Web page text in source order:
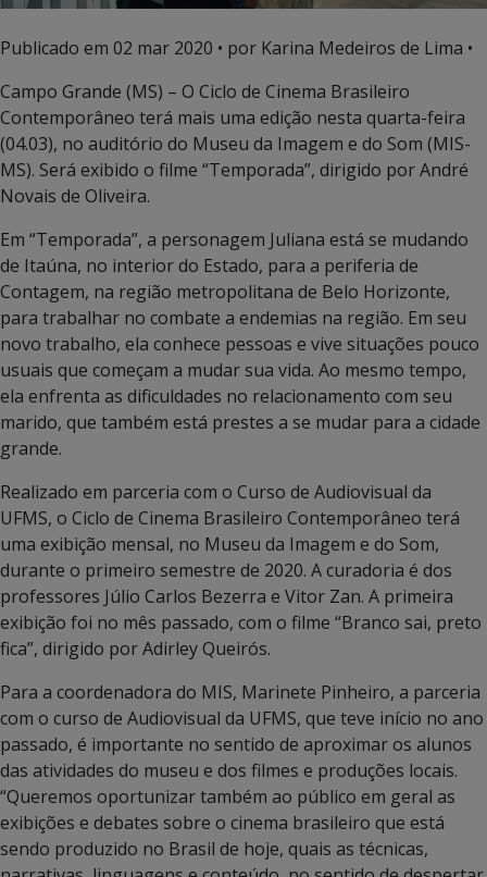
Publicado em 02 mar 2020 • por Karina Medeiros de Lima •
Campo Grande (MS) – O Ciclo de Cinema Brasileiro
Contemporâneo terá mais uma edição nesta quarta-feira
(04.03), no auditório do Museu da Imagem e do Som (MIS-
MS). Será exibido o filme “Temporada”, dirigido por André
Novais de Oliveira.
Em “Temporada”, a personagem Juliana está se mudando
de Itaúna, no interior do Estado, para a periferia de
Contagem, na região metropolitana de Belo Horizonte,
para trabalhar no combate a endemias na região. Em seu
novo trabalho, ela conhece pessoas e vive situações pouco
usuais que começam a mudar sua vida. Ao mesmo tempo,
ela enfrenta as dificuldades no relacionamento com seu
marido, que também está prestes a se mudar para a cidade
grande.
Realizado em parceria com o Curso de Audiovisual da
UFMS, o Ciclo de Cinema Brasileiro Contemporâneo terá
uma exibição mensal, no Museu da Imagem e do Som,
durante o primeiro semestre de 2020. A curadoria é dos
professores Júlio Carlos Bezerra e Vitor Zan. A primeira
exibição foi no mês passado, com o filme “Branco sai, preto
fica”, dirigido por Adirley Queirós.
Para a coordenadora do MIS, Marinete Pinheiro, a parceria
com o curso de Audiovisual da UFMS, que teve início no ano
passado, é importante no sentido de aproximar os alunos
das atividades do museu e dos filmes e produções locais.
“Queremos oportunizar também ao público em geral as
exibições e debates sobre o cinema brasileiro que está
sendo produzido no Brasil de hoje, quais as técnicas,